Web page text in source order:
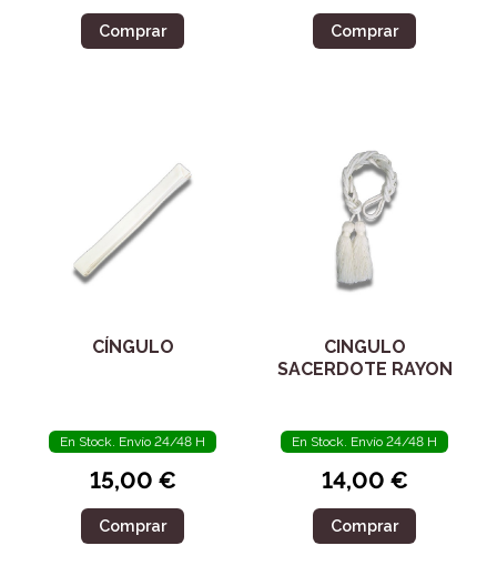
Comprar Comprar
CÍNGULO
En Stock. Envío 24/48 H
15,00 €
Comprar
CINGULO
SACERDOTE RAYON
En Stock. Envío 24/48 H
14,00 €
Comprar